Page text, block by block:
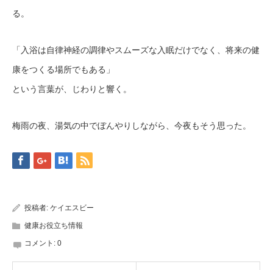
る。
「入浴は自律神経の調律やスムーズな入眠だけでなく、将来の健
康をつくる場所でもある」
という言葉が、じわりと響く。
梅雨の夜、湯気の中でぼんやりしながら、今夜もそう思った。
投稿者: ケイエスビー
健康お役立ち情報
コメント: 0